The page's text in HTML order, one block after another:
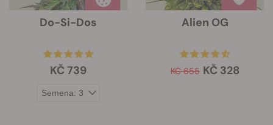
Do-Si-Dos
KČ 739
Alien OG
KČ 655 KČ 328